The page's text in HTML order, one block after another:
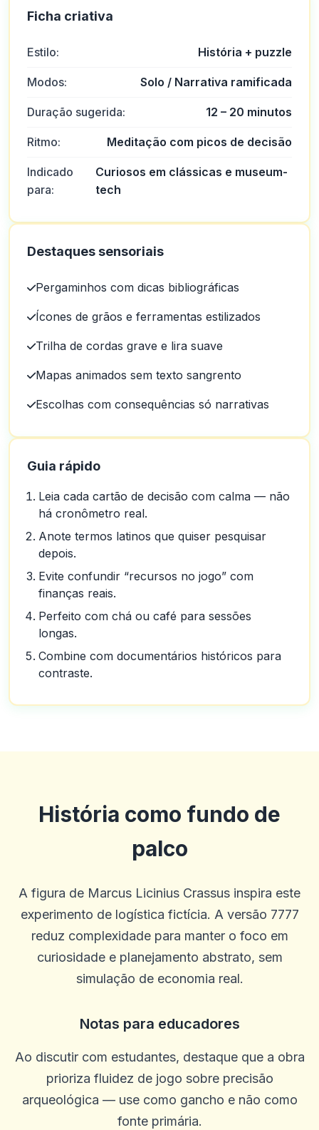
Ficha criativa
Estilo: História + puzzle
Modos: Solo / Narrativa ramificada
Duração sugerida: 12 – 20 minutos
Ritmo: Meditação com picos de decisão
Indicado
para:
Curiosos em clássicas e museum-
tech
Destaques sensoriais
Pergaminhos com dicas bibliográficas
Ícones de grãos e ferramentas estilizados
Trilha de cordas grave e lira suave
Mapas animados sem texto sangrento
Escolhas com consequências só narrativas
Guia rápido
Leia cada cartão de decisão com calma — não
há cronômetro real.
Anote termos latinos que quiser pesquisar
depois.
Evite confundir “recursos no jogo” com
finanças reais.
Perfeito com chá ou café para sessões
longas.
Combine com documentários históricos para
contraste.
História como fundo de
palco
A figura de Marcus Licinius Crassus inspira este
experimento de logística fictícia. A versão 7777
reduz complexidade para manter o foco em
curiosidade e planejamento abstrato, sem
simulação de economia real.
Notas para educadores
Ao discutir com estudantes, destaque que a obra
prioriza fluidez de jogo sobre precisão
arqueológica — use como gancho e não como
fonte primária.
Estou feliz com este site, mas não estou feliz por ter perdido tanto
dinheiro! Parece que nunca consigo vencer
0
Jhun Mark
Ótima empresa, muito fácil e divertida